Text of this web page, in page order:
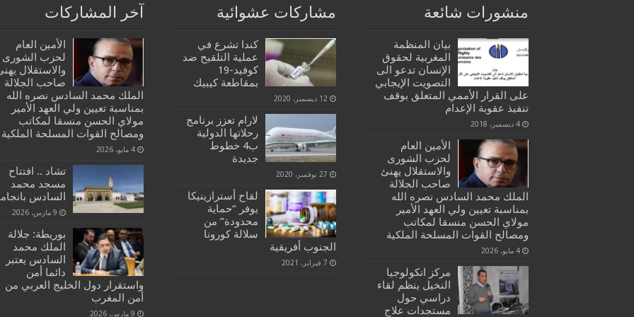
منشورات شائعة
بيان المنظمة
المغربية لحقوق
الإنسان تدعو الى
التصويت الإيجابي
على القرار الأممي المتعلق بوقف
تنفيذ عقوبة الإعدام
4 ديسمبر، 2018
الأمين العام
لحزب الشورى
والاستقلال يهنئ
صاحب الجلالة
الملك محمد السادس نصره الله
بمناسبة تعيين ولي العهد الأمير
مولاي الحسن منسقا لمكاتب
ومصالح القوات المسلحة الملكية
4 مايو، 2026
مركز انكولوجيا
النخيل ينظم لقاء
دراسي حول
مستجدات علاج
مشاركات عشوائية
كندا تشرع في
عملية التلقيح ضد
كوفيد-19
بمقاطعة كيبيك
12 ديسمبر، 2020
لارام تعزز برنامج
رحلاتها الدولية
ب4 خطوط
جديدة
27 نوفمبر، 2020
لقاح أسترازينيكا
يوفر “حماية
محدودة” من
سلالة كورونا
الجنوب أفريقية
7 فبراير، 2021
آخر المشاركات
الأمين العام
لحزب الشورى
والاستقلال
صاحب الجلالة
الملك محمد السادس نصره الله
بمناسبة تعيين ولي العهد الأمير
مولاي الحسن منسقا لمكاتب
ومصالح القوات المسلحة الملكية
4 مايو، 2026
تشاد .. افتتاح
مسجد محمد
السادس
9 مارس، 2026
بوريطة: جلالة
الملك محمد
السادس يعتبر
دائما أمن
واستقرار دول الخليج العربي من
أمن المغرب
9 مارس، 2026